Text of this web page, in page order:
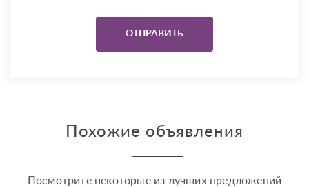
Похожие объявления
Посмотрите некоторые из лучших предложений